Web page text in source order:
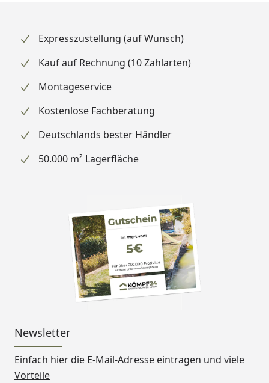
Expresszustellung (auf Wunsch)
Kauf auf Rechnung (10 Zahlarten)
Montageservice
Kostenlose Fachberatung
Deutschlands bester Händler
50.000 m² Lagerfläche
Newsletter
Einfach hier die E-Mail-Adresse eintragen und viele
Vorteile